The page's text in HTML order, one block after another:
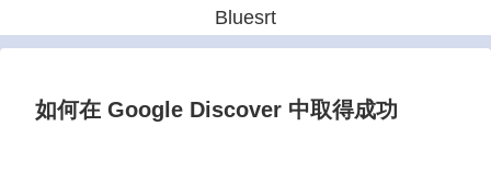
Bluesrt
如何在 Google Discover 中取得成功